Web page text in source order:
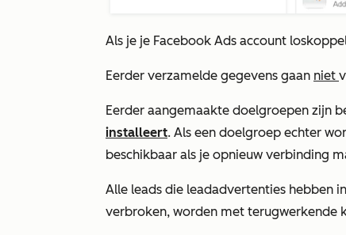
Als je je Facebook Ads account
Eerder verzamelde gegevens gaan niet
Eerder aangemaakte doelgroepen zijn
installeert. Als een doelgroep echter
beschikbaar als je opnieuw verbinding
Alle leads die leadadvertenties hebben
verbroken, worden met terugwerkende